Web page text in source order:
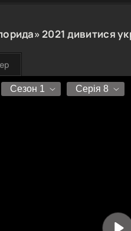
2021 дивитися